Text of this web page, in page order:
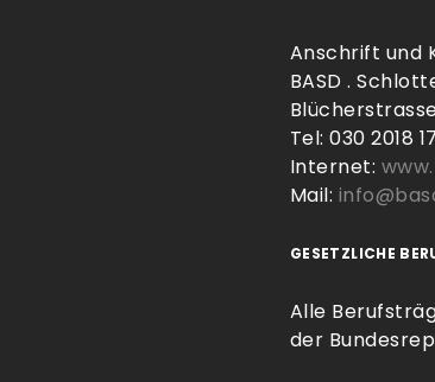
Anschrift und
BASD .
Tel: 030 2018
Internet:
Mail:
GESETZLICHE
Alle
der